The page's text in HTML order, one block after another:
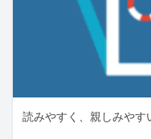
読みやすく、親しみやす